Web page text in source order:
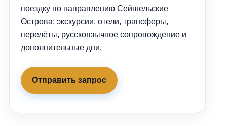
поездку по направлению Сейшельские
Острова: экскурсии, отели, трансферы,
перелёты, русскоязычное сопровождение и
дополнительные дни.
Отправить запрос